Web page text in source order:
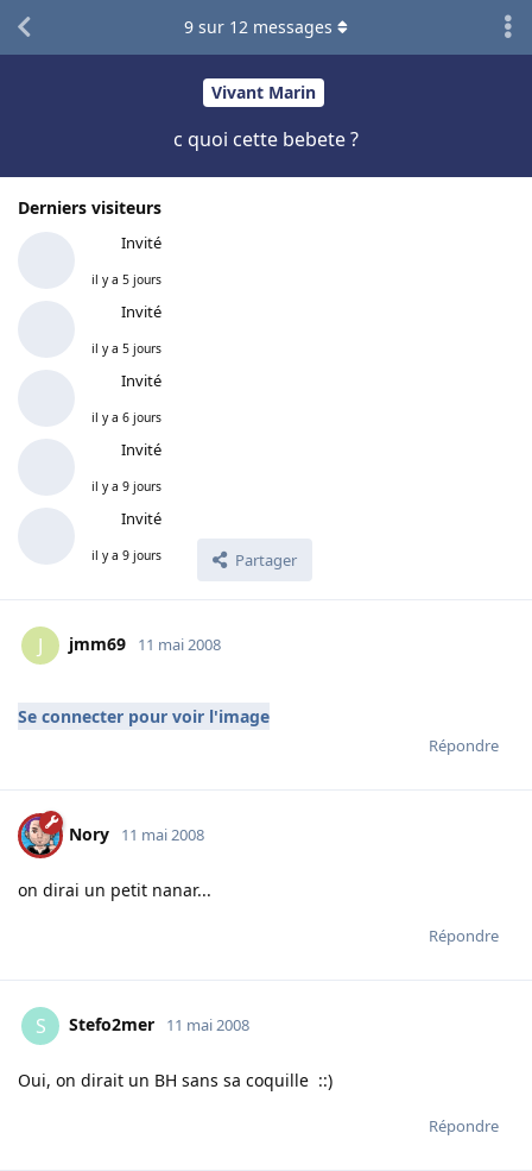
Vivant Marin
c quoi cette bebete ?
Derniers visiteurs
Invité
il y a 5 jours
Invité
il y a 5 jours
Invité
il y a 6 jours
Invité
il y a 9 jours
Invité
il y a 9 jours Partager
9 sur 12 messages
J jmm69 11 mai 2008
Se connecter pour voir l'image
Répondre
Nory 11 mai 2008
on dirai un petit nanar...
Répondre
S Stefo2mer 11 mai 2008
Oui, on dirait un BH sans sa coquille ::)
Répondre